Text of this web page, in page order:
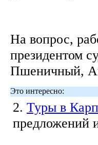
На вопрос,
президентом
Пшеничный,
Это интересно:
2. Туры в
предложений